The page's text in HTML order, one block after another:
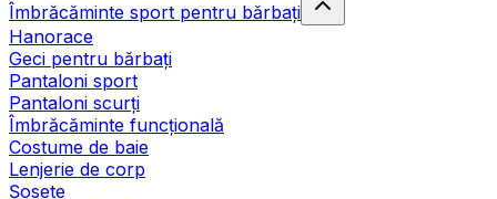
Îmbrăcăminte sport pentru bărbați
Hanorace
Geci pentru bărbați
Pantaloni sport
Pantaloni scurți
Îmbrăcăminte funcțională
Costume de baie
Lenjerie de corp
Șosete